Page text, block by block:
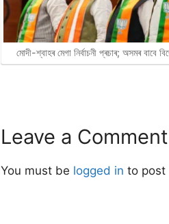
মোদী-শ্বাহৰ মেগা নিৰ্বাচনী প্ৰচাৰ; অসমৰ বাবে
Leave a Comment
You must be logged in to post